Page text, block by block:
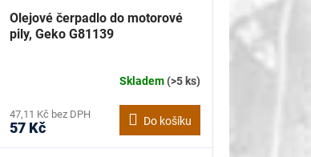
Olejové čerpadlo do motorové
pily, Geko G81139
Skladem(>5 ks)
47,11 Kč bez DPH
57 Kč Do košíku